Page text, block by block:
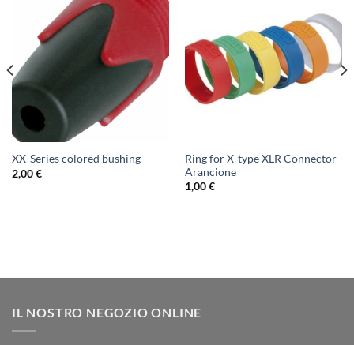
XX-Series colored bushing
2,00€
Ring for X-type XLR Connector
Arancione
1,00€
IL NOSTRO NEGOZIO ONLINE